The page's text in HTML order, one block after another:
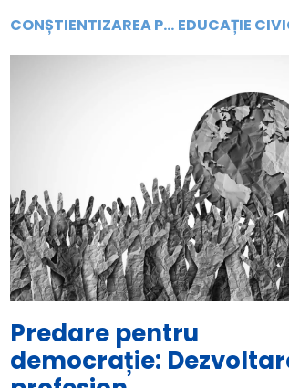
CONȘTIENTIZAREA P... EDUCAȚIE
Predare pentru
democrație: